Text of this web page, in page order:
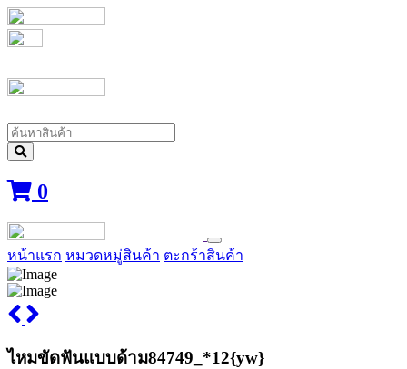
0
หน้าแรก หมวดหมู่สินค้า ตะกร้าสินค้า
ไหมขัดฟันแบบด้าม84749_*12{yw}